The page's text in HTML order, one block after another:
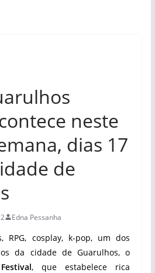
neste
dias 17
de
Edna Pessanha
RPG, cosplay, k-pop, um dos
da cidade de Guarulhos, o
, que estabelece rica